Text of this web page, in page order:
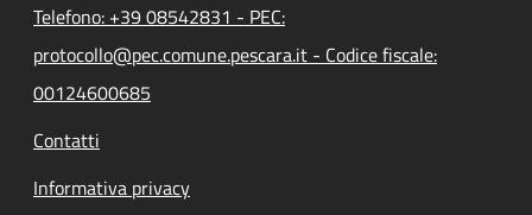
Telefono: +39 08542831 - PEC:
protocollo@pec.comune.pescara.it - Codice fiscale:
00124600685
Contatti
Informativa privacy